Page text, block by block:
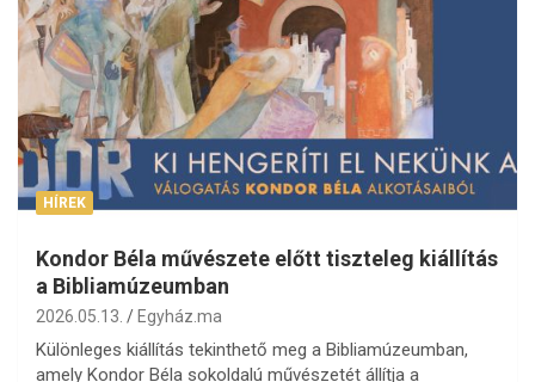
HÍREK
Kondor Béla művészete előtt tiszteleg kiállítás
a Bibliamúzeumban
2026.05.13. Egyház.ma
Különleges kiállítás tekinthető meg a Bibliamúzeumban,
amely Kondor Béla sokoldalú művészetét állítja a